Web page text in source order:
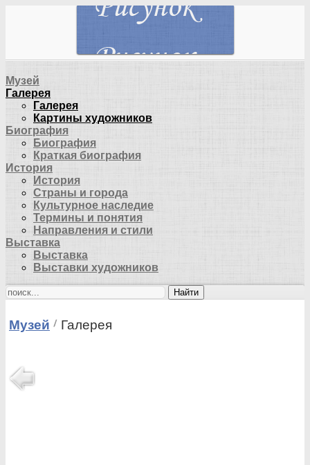
Музей
Галерея
Галерея
Картины художников
Биография
Биография
Краткая биография
История
История
Страны и города
Культурное наследие
Термины и понятия
Направления и стили
Выставка
Выставка
Выставки художников
Найти
Музей Галерея